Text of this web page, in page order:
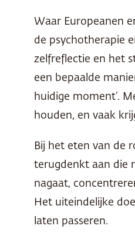
Waar Europeanen
de psychotherapie
zelfreflectie en het
een bepaalde
huidige moment’.
houden, en vaak
Bij het eten van de
terugdenkt aan die
nagaat,
Het uiteindelijke
laten passeren.